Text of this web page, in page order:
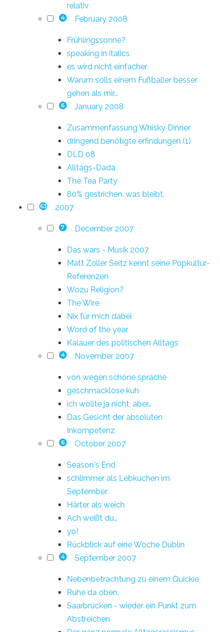
relativ
4 February 2008
Frühlingssonne?
speaking in italics
es wird nicht einfacher
Warum solls einem Fußballer besser
gehen als mir...
6 January 2008
Zusammenfassung Whisky Dinner
dringend benötigte erfindungen (1)
DLD 08
Alltags-Dada
The Tea Party
80% gestrichen. was bleibt.
63 2007
7 December 2007
Das wars - Musik 2007
Matt Zoller Seitz kennt seine Popkultur-
Referenzen
Wozu Religion?
The Wire
Nix für mich dabei
Word of the year
Kalauer des politischen Alltags
4 November 2007
von wegen schöne sprache
geschmacklose kuh
ich wollte ja nicht, aber…
Das Gesicht der absoluten
Inkompetenz
6 October 2007
Season's End
schlimmer als Lebkuchen im
September
Härter als weich
Ach weißt du…
yo!
Rückblick auf eine Woche Dublin
4 September 2007
Nebenbetrachtung zu einem Quickie
Ruhe da oben.
Saarbrücken - wieder ein Punkt zum
Abstreichen